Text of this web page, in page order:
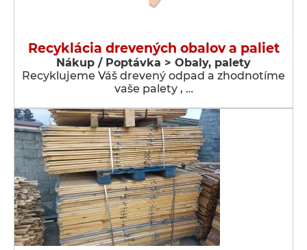
Recyklácia drevených obalov a paliet
Nákup / Poptávka > Obaly, palety
Recyklujeme Váš drevený odpad a zhodnotíme
vaše palety , …